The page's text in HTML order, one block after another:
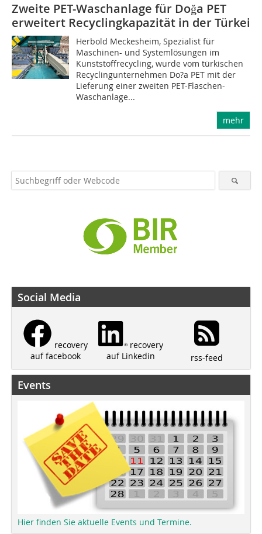
Zweite PET-Waschanlage für Doğa PET
erweitert Recyclingkapazität in der Türkei
Herbold Meckesheim, Spezialist für
Maschinen- und Systemlösungen im
Kunststoffrecycling, wurde vom türkischen
Recyclingunternehmen Do?a PET mit der
Lieferung einer zweiten PET-Flaschen-
Waschanlage...
mehr
Social Media
recovery
auf facebook
recovery
auf Linkedin
rss-feed
Events
Hier finden Sie aktuelle Events und Termine.